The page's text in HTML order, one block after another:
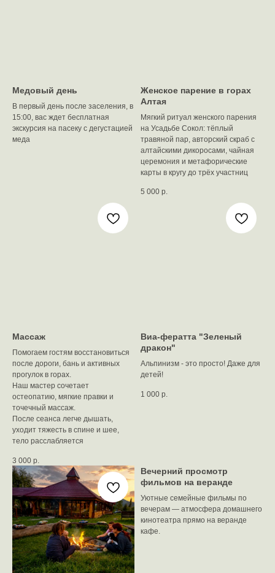
Медовый день
В первый день после заселения, в
15:00, вас ждет бесплатная
экскурсия на пасеку с дегустацией
меда
Женское парение в горах
Алтая
Мягкий ритуал женского парения
на Усадьбе Сокол: тёплый
травяной пар, авторский скраб с
алтайскими дикоросами, чайная
церемония и метафорические
карты в кругу до трёх участниц
5 000 р.
Массаж
Помогаем гостям восстановиться
после дороги, бань и активных
прогулок в горах.
Наш мастер сочетает
остеопатию, мягкие правки и
точечный массаж.
После сеанса легче дышать,
уходит тяжесть в спине и шее,
тело расслабляется
3 000 р.
Виа-фератта "Зеленый
дракон"
Альпинизм - это просто! Даже для
детей!
1 000 р.
Вечерний просмотр
фильмов на веранде
Уютные семейные фильмы по
вечерам — атмосфера домашнего
кинотеатра прямо на веранде
кафе.